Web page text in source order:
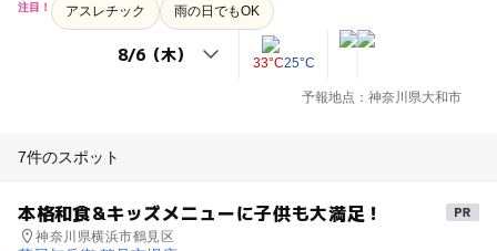
注目！ アスレチック 雨の日でもOK
33°C25°C
予報地点：神奈川県大和市
7件のスポット
本格和食&キッズメニューに子供も大満足！
神奈川県横浜市鶴見区